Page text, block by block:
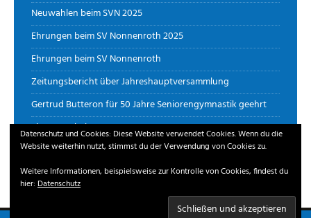
Neuwahlen beim SVN 2025
Ehrungen beim SV Nonnenroth 2025
Ehrungen beim SV Nonnenroth
Zeitungsbericht über Jahreshauptversammlung
Gertrud Butteron für 50 Jahre Seniorengymnastik geehrt
Ehrungen beim SVN
Aktionsseite Sportvereinsscheck
Datenschutz und Cookies: Diese Website verwendet Cookies. Wenn du die
Website weiterhin nutzt, stimmst du der Verwendung von Cookies zu.
Weitere Informationen, beispielsweise zur Kontrolle von Cookies, findest du
hier: Datenschutz